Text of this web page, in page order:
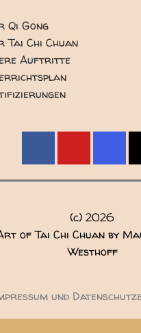
Qi Gong
Tai Chi Chuan
Auftritte
(c) 2026
of Tai Chi Chuan by
Westhoff
und